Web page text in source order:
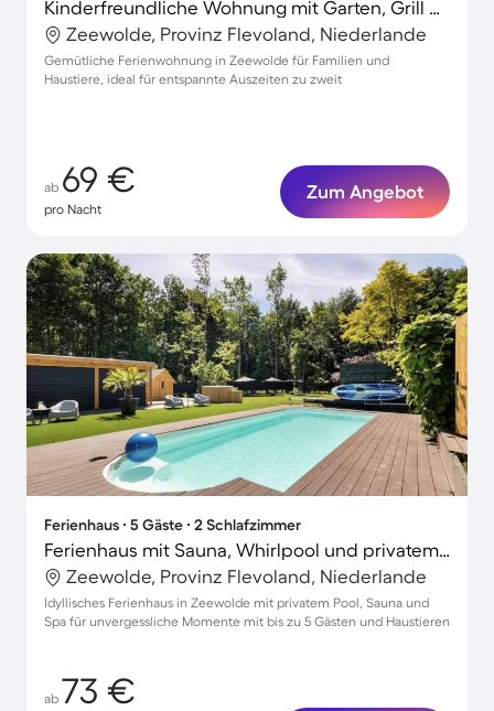
Kinderfreundliche Wohnung mit Garten, Grill und Terrasse | Nah am Strand | Haustiere sind willkommen
Zeewolde, Provinz Flevoland, Niederlande
Gemütliche Ferienwohnung in Zeewolde für Familien und
Haustiere, ideal für entspannte Auszeiten zu zweit
ab 69 €
pro Nacht
Zum Angebot
Ferienhaus ∙ 5 Gäste ∙ 2 Schlafzimmer
Ferienhaus mit Sauna, Whirlpool und privatem Pool
Zeewolde, Provinz Flevoland, Niederlande
Idyllisches Ferienhaus in Zeewolde mit privatem Pool, Sauna und
Spa für unvergessliche Momente mit bis zu 5 Gästen und Haustieren
ab 73 €